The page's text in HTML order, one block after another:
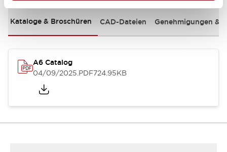
Kataloge & Broschüren CAD-Dateien Genehmigungen &
A6 Catalog
04/09/2025.PDF724.95KB